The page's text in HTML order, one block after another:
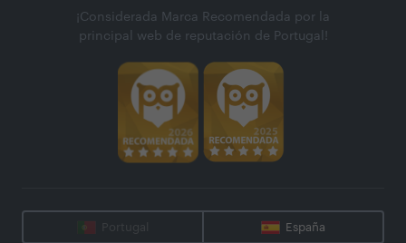
¡Considerada Marca Recomendada por la
principal web de reputación de Portugal!
Portugal España